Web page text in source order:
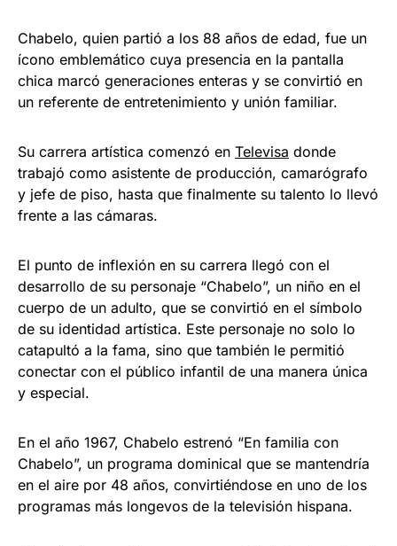
Chabelo, quien partió a los 88 años de edad, fue un
ícono emblemático cuya presencia en la pantalla
chica marcó generaciones enteras y se convirtió en
un referente de entretenimiento y unión familiar.
Su carrera artística comenzó en Televisa donde
trabajó como asistente de producción, camarógrafo
y jefe de piso, hasta que finalmente su talento lo llevó
frente a las cámaras.
El punto de inflexión en su carrera llegó con el
desarrollo de su personaje “Chabelo”, un niño en el
cuerpo de un adulto, que se convirtió en el símbolo
de su identidad artística. Este personaje no solo lo
catapultó a la fama, sino que también le permitió
conectar con el público infantil de una manera única
y especial.
En el año 1967, Chabelo estrenó “En familia con
Chabelo”, un programa dominical que se mantendría
en el aire por 48 años, convirtiéndose en uno de los
programas más longevos de la televisión hispana.